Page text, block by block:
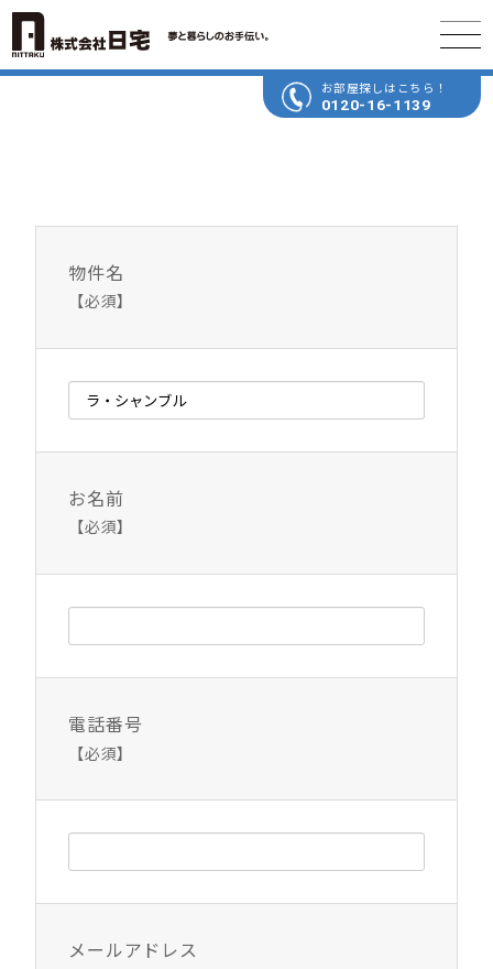
お部屋探しはこちら！
0120-16-1139
物件名
【必須】
お名前
【必須】
電話番号
【必須】
メールアドレス